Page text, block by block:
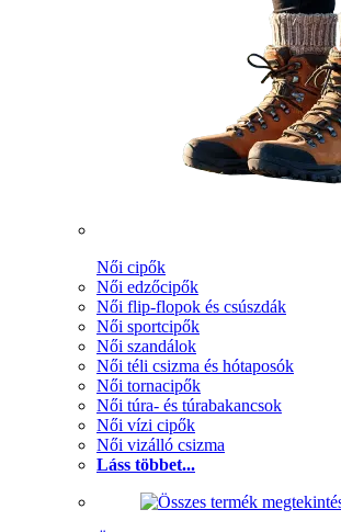
Női cipők
Női edzőcipők
Női flip-flopok és csúszdák
Női sportcipők
Női szandálok
Női téli csizma és hótaposók
Női tornacipők
Női túra- és túrabakancsok
Női vízi cipők
Női vizálló csizma
Láss többet...